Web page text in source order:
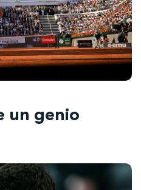
un genio